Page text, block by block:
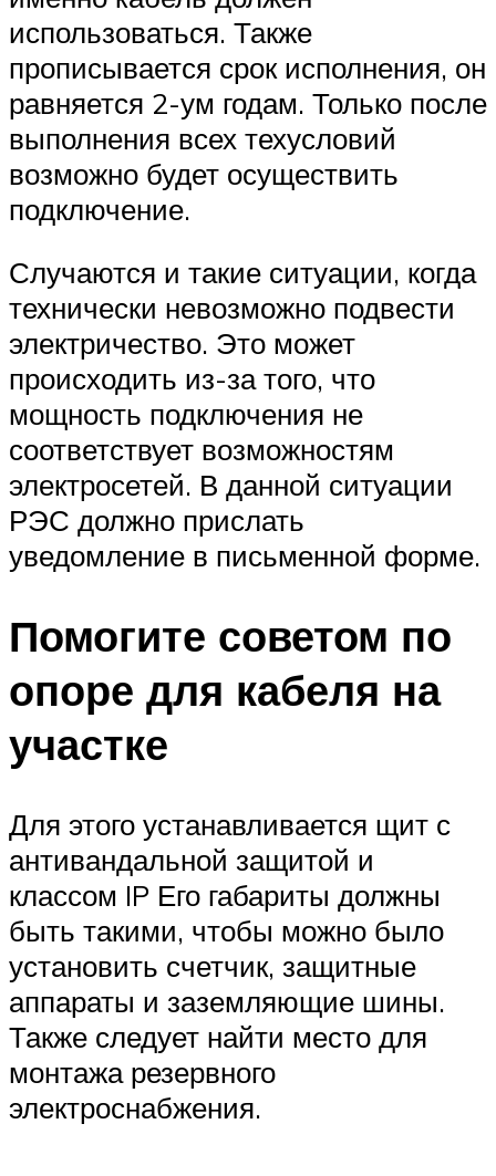
использоваться. Также
прописывается срок исполнения, он
равняется 2-ум годам. Только после
выполнения всех техусловий
возможно будет осуществить
подключение.
Случаются и такие ситуации, когда
технически невозможно подвести
электричество. Это может
происходить из-за того, что
мощность подключения не
соответствует возможностям
электросетей. В данной ситуации
РЭС должно прислать
уведомление в письменной форме.
Помогите советом по
опоре для кабеля на
участке
Для этого устанавливается щит с
антивандальной защитой и
классом IP Его габариты должны
быть такими, чтобы можно было
установить счетчик, защитные
аппараты и заземляющие шины.
Также следует найти место для
монтажа резервного
электроснабжения.